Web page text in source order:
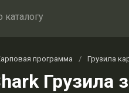
программа / Грузила
Грузила